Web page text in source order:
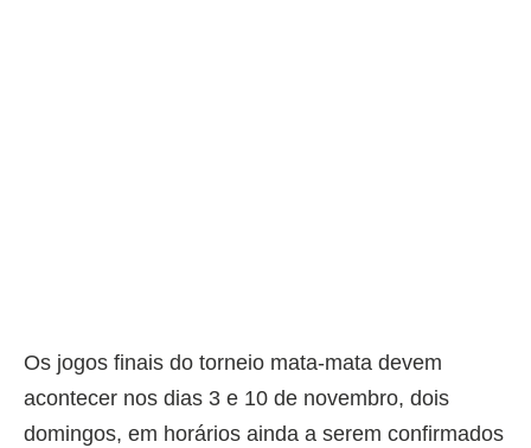
Os jogos finais do torneio mata-mata devem
acontecer nos dias 3 e 10 de novembro, dois
domingos, em horários ainda a serem confirmados